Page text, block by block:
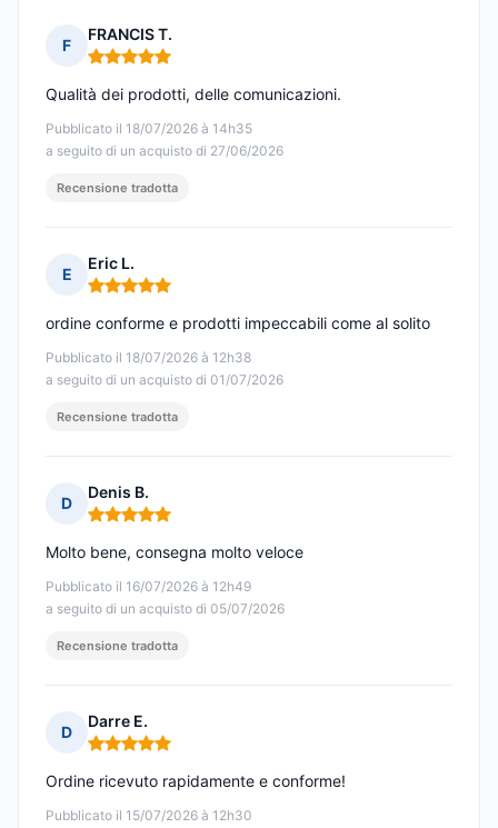
F
FRANCIS T.
Nota: 5 su 5
Pubblicato il 18/07/2026 à 14h35
a seguito di un acquisto di 27/06/2026
Qualità dei prodotti, delle comunicazioni.
Recensione tradotta
E
Eric L.
Nota: 5 su 5
Pubblicato il 18/07/2026 à 12h38
a seguito di un acquisto di 01/07/2026
ordine conforme e prodotti impeccabili come al solito
Recensione tradotta
D
Denis B.
Nota: 5 su 5
Pubblicato il 16/07/2026 à 12h49
a seguito di un acquisto di 05/07/2026
Molto bene, consegna molto veloce
Recensione tradotta
D
Darre E.
Nota: 5 su 5
Pubblicato il 15/07/2026 à 12h30
Ordine ricevuto rapidamente e conforme!